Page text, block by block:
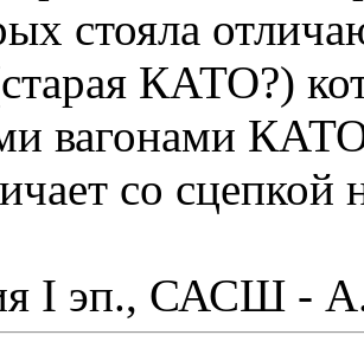
стояла
КАТО?)
вагонами
со сцепкой
I эп., САСШ -